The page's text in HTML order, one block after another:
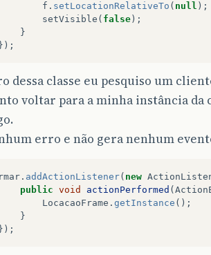
f . setLocationRelativeTo ( null );
setVisible ( false );
}
});
dessa classe eu pesquiso um
voltar para a minha instância da
erro e não gera nenhum
. addActionListener( new
public void actionPerformed (
LocacaoFrame . getInstance ();
}
});